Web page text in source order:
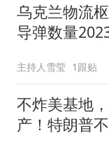
乌克兰物流
导弹数量
主持人雪莹 1跟贴
不炸美基地
产！特朗普